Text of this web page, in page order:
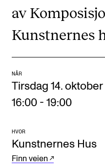
Nyheter for studenter
Etter noter nyhetsbrev
KONTAKTER
Kontaktpunkt
Studentutvalet SUT
Organisasjon
Hvem gjør hva i
av
Kunstnernes
NÅR
Tirsdag 14. oktober
16:00 - 19:00
HVOR
Kunstnernes Hus
Finn veien